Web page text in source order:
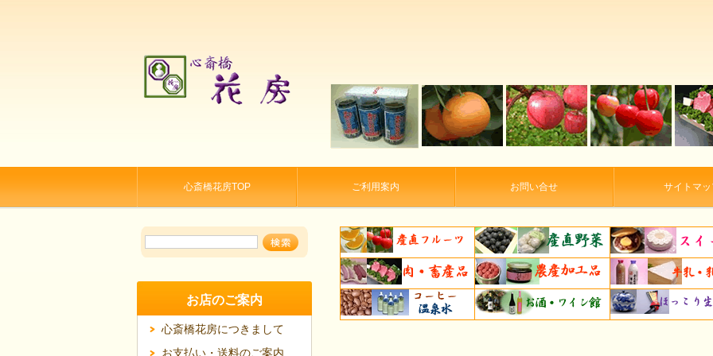
心斎橋花房TOP ご利用案内 お問い合せ サイトマッ
お店のご案内
心斎橋花房につきまして
お支払い・送料のご案内